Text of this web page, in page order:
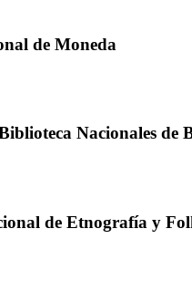
de Moneda
Nacionales de
de Etnografía y